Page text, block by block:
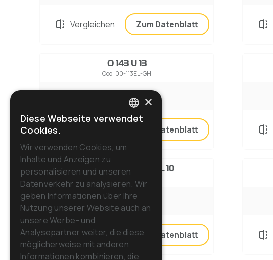
Vergleichen Zum Datenblatt
O 143 U 13
Cod: 00-113EL-GH
Zum Datenblatt
GREEN PRO SB 143 L 10
Cod: 00-183EL-GH-70
Vergleichen Zum Datenblatt
ITALIAN
GERMAN
SPANISH
×
Diese Webseite verwendet
Cookies.
Wir verwenden Cookies, um
Inhalte und Anzeigen zu
personalisieren und unseren
Datenverkehr zu analysieren. Wir
geben Informationen über Ihre
Nutzung unserer Website auch an
unsere Werbe- und
Analysepartner weiter, die diese
möglicherweise mit anderen
Informationen kombinieren, die